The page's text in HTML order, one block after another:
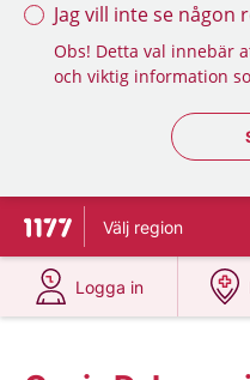
Jag vill inte se
Obs! Detta val innebär
och viktig information
Till startsidan för 1177
Välj region
Logga in
på 1177.se